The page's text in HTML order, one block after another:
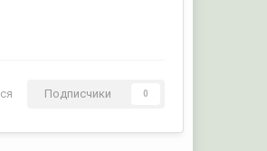
Подписчики 0